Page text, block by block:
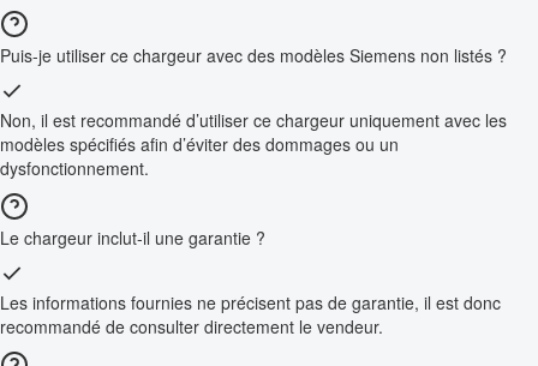
Puis-je utiliser ce chargeur avec des modèles Siemens non listés ?
Non, il est recommandé d’utiliser ce chargeur uniquement avec les
modèles spécifiés afin d’éviter des dommages ou un
dysfonctionnement.
Le chargeur inclut-il une garantie ?
Les informations fournies ne précisent pas de garantie, il est donc
recommandé de consulter directement le vendeur.